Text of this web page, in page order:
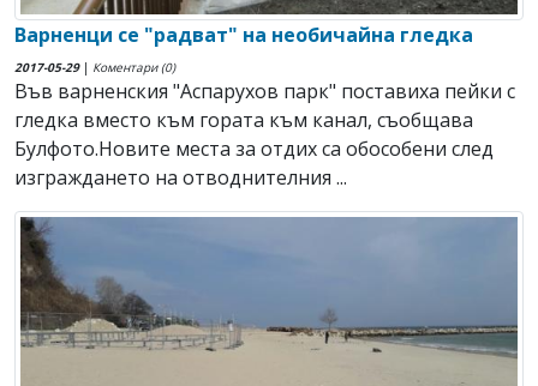
Варненци се "радват" на необичайна гледка
2017-05-29| Коментари (0)
Във варненския "Аспарухов парк" поставиха пейки с
гледка вместо към гората към канал, съобщава
Булфото.Новите места за отдих са обособени след
изграждането на отводнителния ...